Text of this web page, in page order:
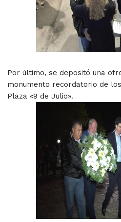
Por último, se depositó una
monumento recordatorio de
Plaza «9 de Julio».